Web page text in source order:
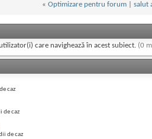
« Optimizare pentru forum salut
care navighează în acest subiect. (0
caz
de caz
de caz